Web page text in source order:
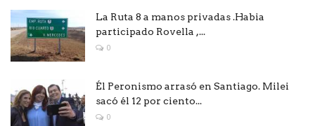
La Ruta 8 a manos privadas .Habia
participado Rovella ,...
0
Él Peronismo arrasó en Santiago. Milei
sacó él 12 por ciento...
0